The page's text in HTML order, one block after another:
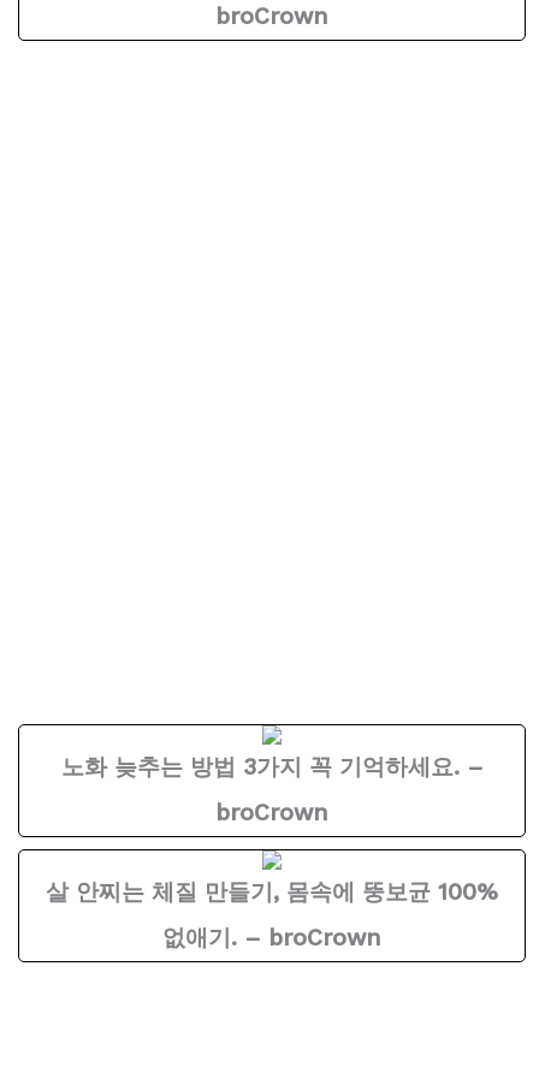
broCrown
노화 늦추는 방법 3가지 꼭 기억하세요. –
broCrown
살 안찌는 체질 만들기, 몸속에 뚱보균 100%
없애기. – broCrown